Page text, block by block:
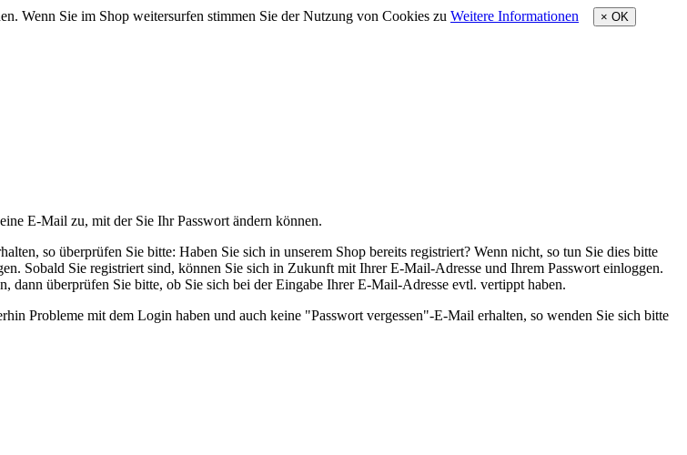
Wenn Sie im Shop weitersurfen stimmen Sie der Nutzung von Cookies zu Weitere Informationen × OK
E-Mail zu, mit der Sie Ihr Passwort ändern können.
so überprüfen Sie bitte: Haben Sie sich in unserem Shop bereits registriert? Wenn nicht, so tun Sie dies bitte
Sobald Sie registriert sind, können Sie sich in Zukunft mit Ihrer E-Mail-Adresse und Ihrem Passwort einloggen.
dann überprüfen Sie bitte, ob Sie sich bei der Eingabe Ihrer E-Mail-Adresse evtl. vertippt haben.
Probleme mit dem Login haben und auch keine "Passwort vergessen"-E-Mail erhalten, so wenden Sie sich bitte